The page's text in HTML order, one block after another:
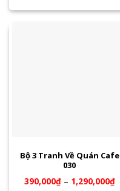
Bộ 3 Tranh Về Quán Cafe
030
390,000₫– 1,290,000₫